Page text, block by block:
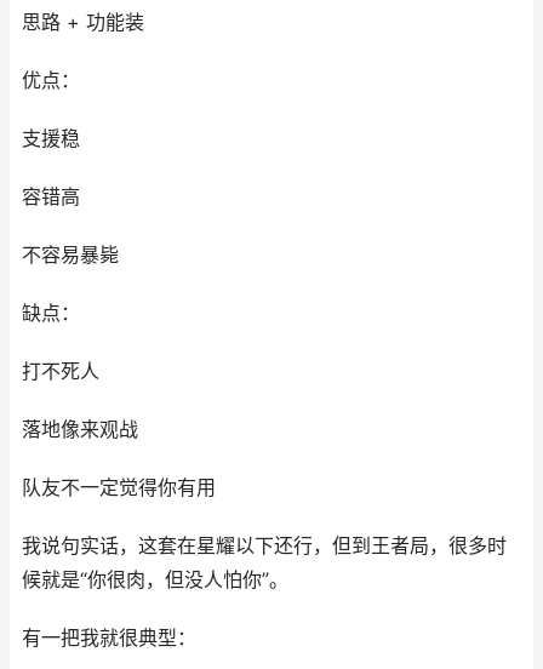
思路 + 功能装
优点：
支援稳
容错高
不容易暴毙
缺点：
打不死人
落地像来观战
队友不一定觉得你有用
我说句实话，这套在星耀以下还行，但到王者局，很多时
候就是“你很肉，但没人怕你”。
有一把我就很典型：